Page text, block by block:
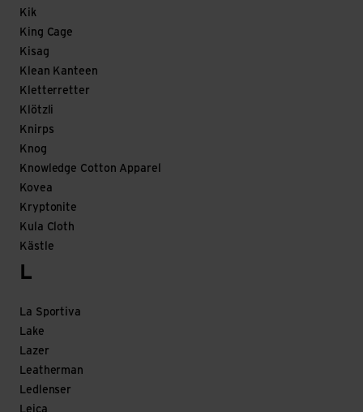
Kik
King Cage
Kisag
Klean Kanteen
Kletterretter
Klötzli
Knirps
Knog
Knowledge Cotton Apparel
Kovea
Kryptonite
Kula Cloth
Kästle
L
La Sportiva
Lake
Lazer
Leatherman
Ledlenser
Leica